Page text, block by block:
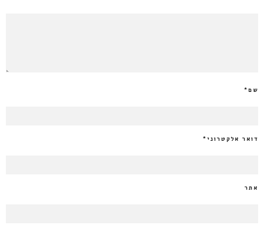
שם*
דואר אלקטרוני *
אתר